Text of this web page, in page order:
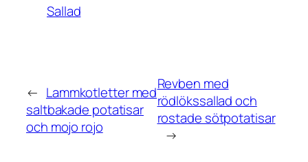
Sallad
← Lammkotletter med
saltbakade potatisar
och mojo rojo
Revben med
rödlökssallad och
rostade sötpotatisar
→